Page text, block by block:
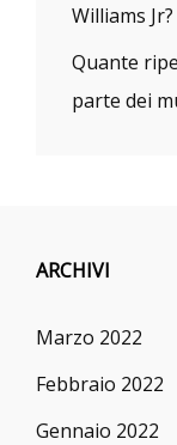
Williams Jr?
Quante
parte dei
ARCHIVI
Marzo 2022
Febbraio 2022
Gennaio 2022